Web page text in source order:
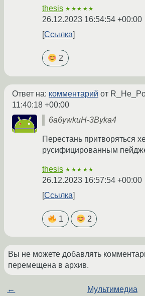
thesis ★★★★★
26.12.2023 16:54:54 +00:00
Ссылка
2
Ответ на: комментарий от
11:40:18 +00:00
6a6ywkuH-3Byka4
Перестань притворяться
русифицированным
thesis ★★★★★
26.12.2023 16:57:54 +00:00
Ссылка
1 2
Вы не можете добавлять
перемещена в архив.
← Мультимедиа